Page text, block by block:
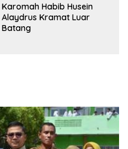
Karomah Habib Husein
Alaydrus Kramat Luar
Batang